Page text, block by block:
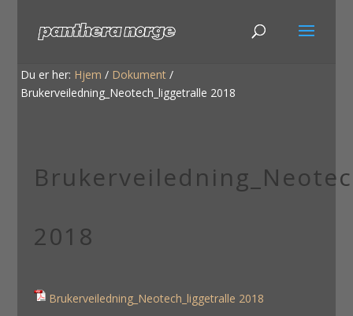
Du er her: Hjem / Dokument /
Brukerveiledning_Neotech_liggetralle 2018
2018
Brukerveiledning_Neotech_liggetralle 2018